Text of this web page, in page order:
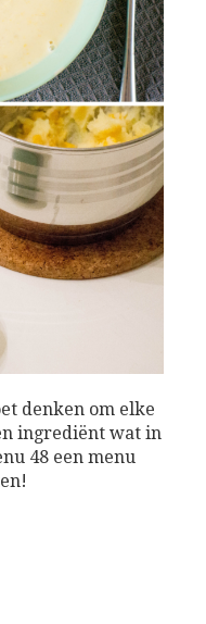
denken om elke
ingrediënt wat in
48 een menu